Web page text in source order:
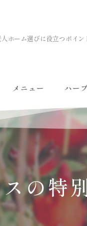
ホーム選びに役立つポイン
メニュー ハー
の特